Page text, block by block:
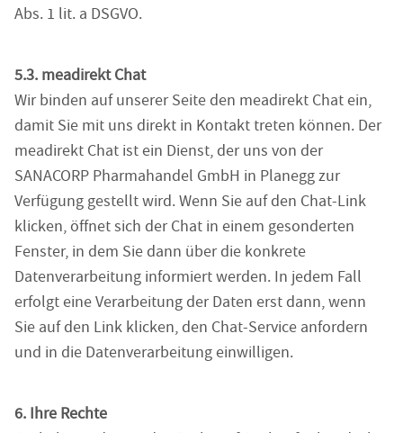
Abs. 1 lit. a DSGVO.
5.3. meadirekt Chat
Wir binden auf unserer Seite den meadirekt Chat ein,
damit Sie mit uns direkt in Kontakt treten können. Der
meadirekt Chat ist ein Dienst, der uns von der
SANACORP Pharmahandel GmbH in Planegg zur
Verfügung gestellt wird. Wenn Sie auf den Chat-Link
klicken, öffnet sich der Chat in einem gesonderten
Fenster, in dem Sie dann über die konkrete
Datenverarbeitung informiert werden. In jedem Fall
erfolgt eine Verarbeitung der Daten erst dann, wenn
Sie auf den Link klicken, den Chat-Service anfordern
und in die Datenverarbeitung einwilligen.
6. Ihre Rechte